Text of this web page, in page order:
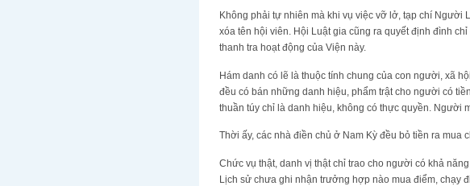
Không phải tự nhiên mà khi vụ việc vỡ lở, tạp chí Người
xóa tên hội viên. Hội Luật gia cũng ra quyết định đình
thanh tra hoạt động của Viện này.
Hám danh có lẽ là thuộc tính chung của con người, xã
đều có bán những danh hiệu, phẩm trật cho người có
thuần túy chỉ là danh hiệu, không có thực quyền. Người
Thời ấy, các nhà điền chủ ở Nam Kỳ đều bỏ tiền ra
Chức vụ thật, danh vị thật chỉ trao cho người có khả
Lịch sử chưa ghi nhận trưởng hợp nào mua điểm, chạy